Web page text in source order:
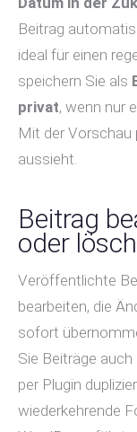
Beitrag
ideal für einen
speichern Sie als
privat, wenn nur
Mit der Vorschau
aussieht.
Beitrag
oder
Veröffentlichte
bearbeiten, die
sofort
Sie Beiträge
per Plugin
wiederkehrende